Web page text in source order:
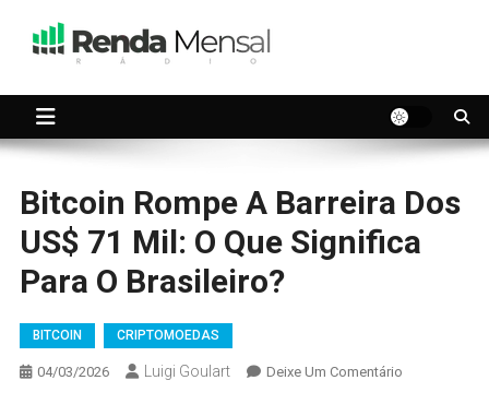
Bitcoin Rompe A Barreira Dos
US$ 71 Mil: O Que Significa
Para O Brasileiro?
BITCOIN CRIPTOMOEDAS
04/03/2026 Luigi Goulart Deixe Um ComentárioOn